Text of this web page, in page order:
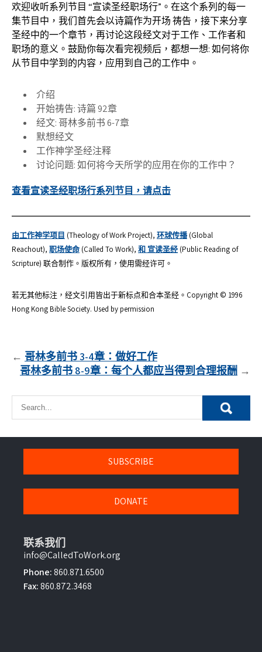
欢迎收听系列节目 “宣读圣经职场行”。在这个系列的每一
集节目中，我们首先会以诗篇作为开场 祷告，接下来分享
圣经中的一个章节，再讨论这段经文对于工作、工作者和
职场的意义。鼓励你每次看完视频后，都想一想: 如何将你
从节目中学到的内容，应用到自己的工作中。
介绍
开始祷告: 诗篇 92章
经文: 哥林多前书 6-7章
默想经文
工作神学圣经注释
讨论问题: 如何将今天所学的应用在你的工作中？
查看宣读圣经职场行系列节目，请点击
由工作神学项目 (Theology of Work Project), 环球传播 (Global
Reachout), 职场使命 (Called To Work), 和 宣读圣经 (Public Reading of
Scripture) 联合制作。版权所有，使用需经许可。
若无其他标注，经文引用皆出于新标点和合本圣经。Copyright © 1996
Hong Kong Bible Society. Used by permission
文
章
導
覽
哥林多前书 3-4章：做好工作
哥林多前书 8-9章：每个人都应当得到合理报酬
SUBSCRIBE
DONATE
联系我们
info@CalledToWork.org
Phone:860.871.6500
Fax:860.872.3468